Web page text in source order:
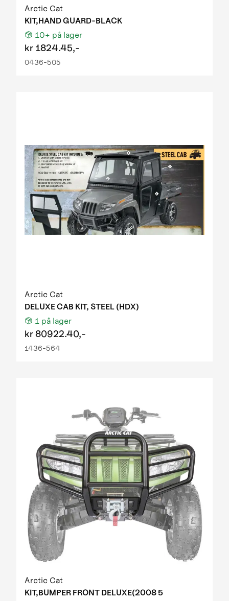
Arctic Cat
KIT,HAND GUARD-BLACK
10+ på lager
kr 1824.45,-
0436-505
Arctic Cat
DELUXE CAB KIT, STEEL (HDX)
1 på lager
kr80922.40,-
1436-564
Arctic Cat
KIT,BUMPER FRONT DELUXE(2008 5